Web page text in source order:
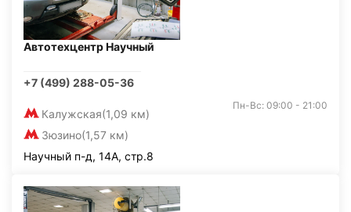
Автотехцентр Научный
+7 (499) 288-05-36
Калужская(1,09 км)
Зюзино(1,57 км)
Пн-Вс: 09:00 - 21:00
Научный п-д, 14А, стр.8